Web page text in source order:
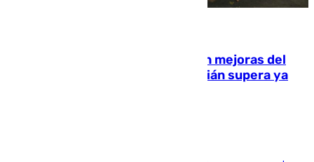
La inversión del Ayuntamiento en mejoras del
entorno del Prado de San Sebastián supera ya